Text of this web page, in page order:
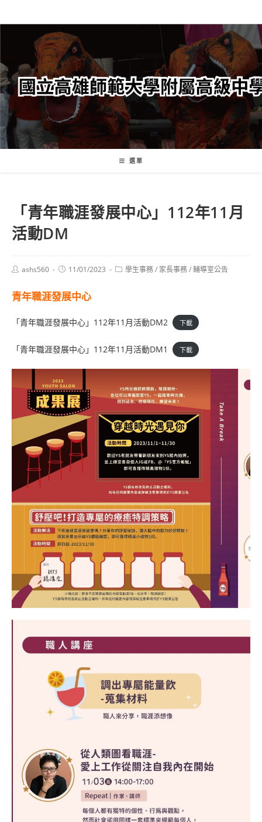
轉
要
內
容
選單
「青年職涯發展中心」112年11月
活動DM
Postashs560
Post11/01/2023
Post學生事務/ 家長事務/輔導室公告
青年職涯發展中心
「青年職涯發展中心」112年11月活動DM2 下載
「青年職涯發展中心」112年11月活動DM1 下載